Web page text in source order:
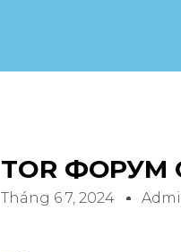
TOR ФОРУМ
Tháng 6 7, 2024